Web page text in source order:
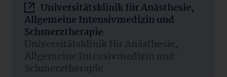
Universitätsklinik für Anästhesie,
Allgemeine Intensivmedizin und
Schmerztherapie
Universitätsklinik für Anästhesie,
Allgemeine Intensivmedizin und
Schmerztherapie